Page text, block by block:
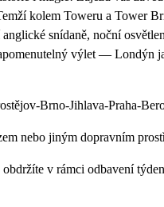
kolem Toweru a Tower
snídaně, noční
výlet —
Brno-Jihlava-Praha-
nebo jiným dopravním
v rámci odbavení